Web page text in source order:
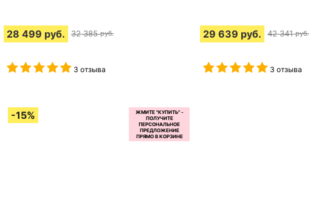
28 499 руб. 32 385 руб.
3 отзыва
29 639 руб. 42 341 руб.
3 отзыва